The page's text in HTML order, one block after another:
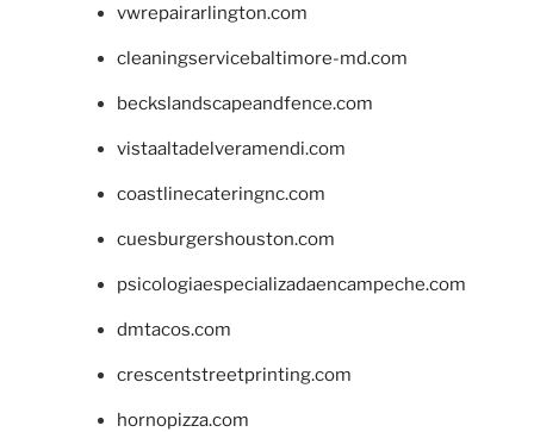
vwrepairarlington.com
cleaningservicebaltimore-md.com
beckslandscapeandfence.com
vistaaltadelveramendi.com
coastlinecateringnc.com
cuesburgershouston.com
psicologiaespecializadaencampeche.com
dmtacos.com
crescentstreetprinting.com
hornopizza.com